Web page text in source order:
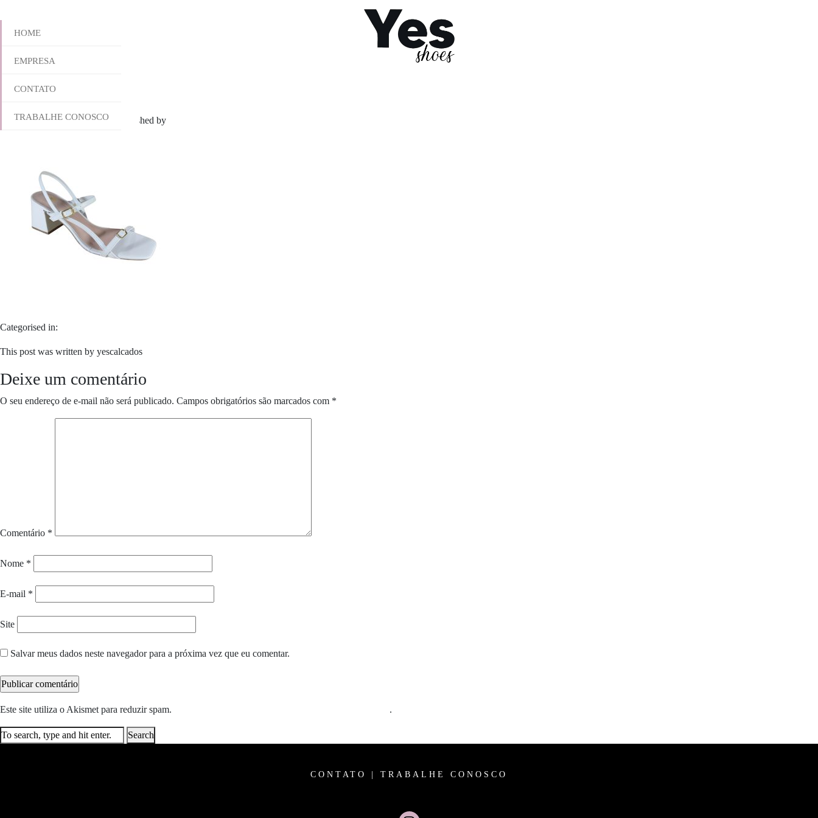
HOME
EMPRESA
CONTATO
TRABALHE CONOSCO
834-5994
novembro 20, 2024 10:56 am Published by
Categorised in:
This post was written by yescalcados
Deixe um comentário
O seu endereço de e-mail não será publicado. Campos obrigatórios são marcados com *
Comentário *
Nome *
E-mail *
Site
Salvar meus dados neste navegador para a próxima vez que eu comentar.
Este site utiliza o Akismet para reduzir spam. .
Search
CONTATO TRABALHE CONOSCO